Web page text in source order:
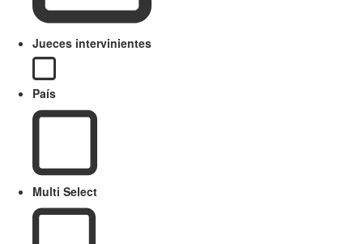
Jueces intervinientes
País
Multi Select